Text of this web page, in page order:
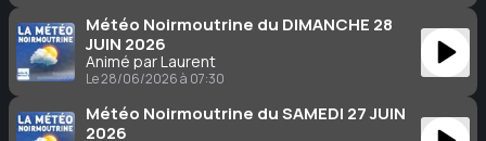
Météo Noirmoutrine du DIMANCHE 28
JUIN 2026
Animé par Laurent
Le 28/06/2026 à 07:30
Météo Noirmoutrine du SAMEDI 27 JUIN
2026